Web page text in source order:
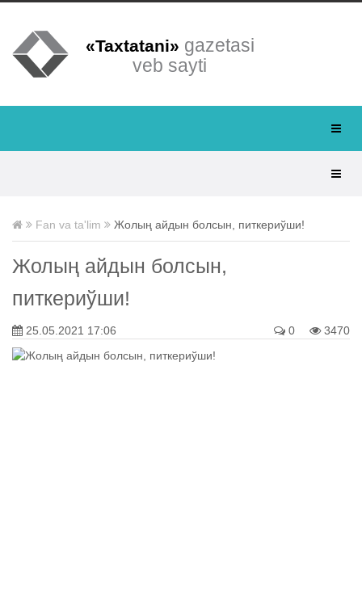
«Taxtatani» gazetasi
veb sayti
Fan va ta'lim Жолың айдын болсын, питкериўши!
Жолың айдын болсын,
питкериўши!
25.05.2021 17:06 3470
0